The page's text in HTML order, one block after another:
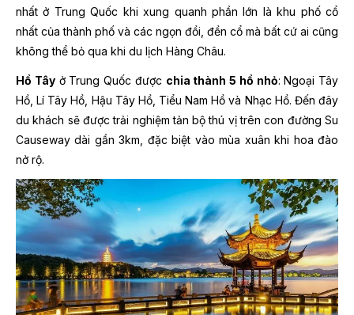
nhất ở Trung Quốc khi xung quanh phần lớn là khu phố cổ
nhất của thành phố và các ngọn đồi, đền cổ mà bất cứ ai cũng
không thể bỏ qua khi du lịch Hàng Châu.
Hồ Tâyở Trung Quốc được chia thành 5 hồ nhỏ: Ngoại Tây
Hồ, Lí Tây Hồ, Hậu Tây Hồ, Tiểu Nam Hồ và Nhạc Hồ. Đến đây
du khách sẽ được trải nghiệm tản bộ thú vị trên con đường Su
Causeway dài gần 3km, đặc biệt vào mùa xuân khi hoa đào
nở rộ.